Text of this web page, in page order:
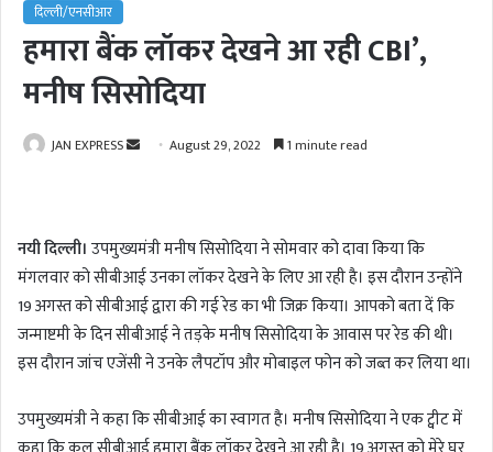
दिल्ली/एनसीआर
हमारा बैंक लॉकर देखने आ रही CBI’,
मनीष सिसोदिया
JAN EXPRESS
a
n
e
m
a
l
August 29, 2022 1 minute read
नयी दिल्ली। उपमुख्यमंत्री मनीष सिसोदिया ने सोमवार को दावा किया कि
मंगलवार को सीबीआई उनका लॉकर देखने के लिए आ रही है। इस दौरान उन्होंने
19 अगस्त को सीबीआई द्वारा की गई रेड का भी जिक्र किया। आपको बता दें कि
जन्माष्टमी के दिन सीबीआई ने तड़के मनीष सिसोदिया के आवास पर रेड की थी।
इस दौरान जांच एजेंसी ने उनके लैपटॉप और मोबाइल फोन को जब्त कर लिया था।
उपमुख्यमंत्री ने कहा कि सीबीआई का स्वागत है। मनीष सिसोदिया ने एक ट्वीट में